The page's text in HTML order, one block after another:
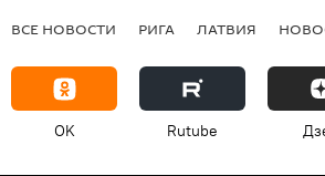
ВСЕ НОВОСТИ РИГА ЛАТВИЯ
OK Rutube